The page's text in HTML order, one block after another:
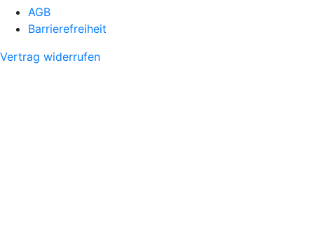
AGB
Barrierefreiheit
Vertrag widerrufen